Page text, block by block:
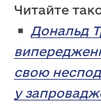
Читайте
Дональд
свою
у